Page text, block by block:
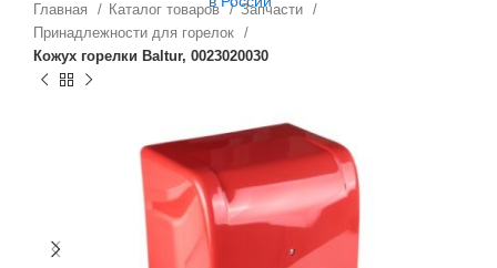
Главная Каталог товаров
Запчасти
Принадлежности для горелок
Кожух горелки Baltur, 0023020030